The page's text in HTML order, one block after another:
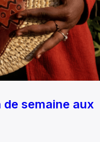
semaine aux